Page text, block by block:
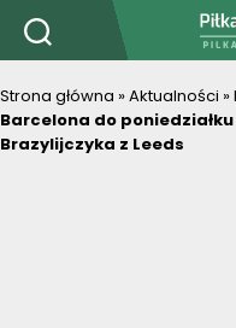
Strona główna »Aktualności »
Barcelona do
Brazylijczyka z Leeds